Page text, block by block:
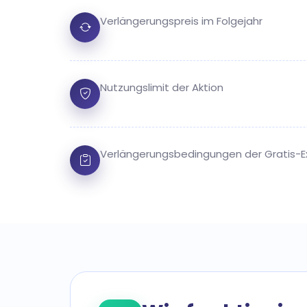
Verlängerungspreis im Folgejahr
Nutzungslimit der Aktion
Verlängerungsbedingungen der Gratis-